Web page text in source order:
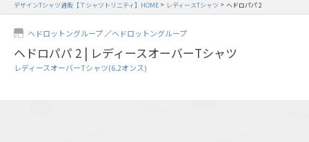
デザインTシャツ通販【Ｔシャツトリニティ】HOME レディースTシャツ ヘドロパパ 2
ヘドロットングループ ヘドロットングループ
ヘドロパパ 2 | レディースオーバーTシャツ
レディースオーバーTシャツ(6.2オンス)